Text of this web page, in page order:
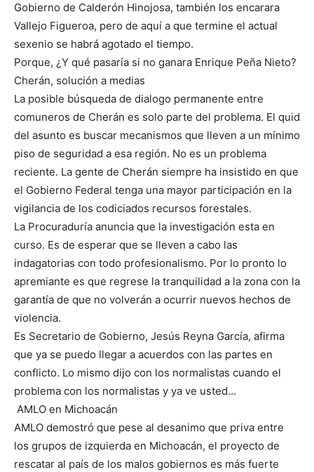
Gobierno de Calderón Hinojosa, también los encarara
Vallejo Figueroa, pero de aquí a que termine el actual
sexenio se habrá agotado el tiempo.
Porque, ¿Y qué pasaría si no ganara Enrique Peña Nieto?
Cherán, solución a medias
La posible búsqueda de dialogo permanente entre
comuneros de Cherán es solo parte del problema. El quid
del asunto es buscar mecanismos que lleven a un mínimo
piso de seguridad a esa región. No es un problema
reciente. La gente de Cherán siempre ha insistido en que
el Gobierno Federal tenga una mayor participación en la
vigilancia de los codiciados recursos forestales.
La Procuraduría anuncia que la investigación esta en
curso. Es de esperar que se lleven a cabo las
indagatorias con todo profesionalismo. Por lo pronto lo
apremiante es que regrese la tranquilidad a la zona con la
garantía de que no volverán a ocurrir nuevos hechos de
violencia.
Es Secretario de Gobierno, Jesús Reyna García, afirma
que ya se puedo llegar a acuerdos con las partes en
conflicto. Lo mismo dijo con los normalistas cuando el
problema con los normalistas y ya ve usted…
AMLO en Michoacán
AMLO demostró que pese al desanimo que priva entre
los grupos de izquierda en Michoacán, el proyecto de
rescatar al país de los malos gobiernos es más fuerte